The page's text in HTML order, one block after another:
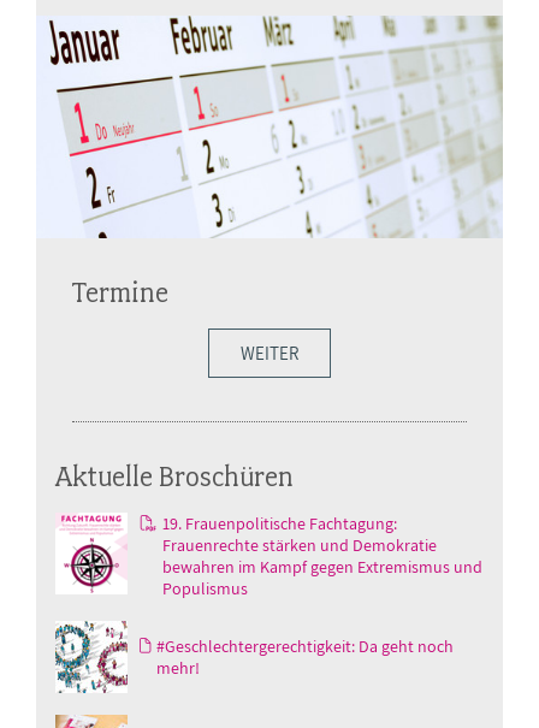
Termine
WEITER
Aktuelle Broschüren
19. Frauenpolitische Fachtagung:
Frauenrechte stärken und Demokratie
bewahren im Kampf gegen Extremismus und
Populismus
#Geschlechtergerechtigkeit: Da geht noch
mehr!